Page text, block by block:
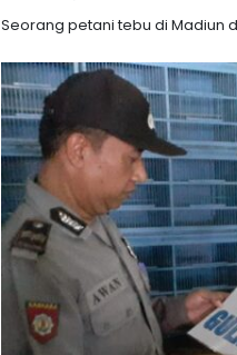
Seorang petani tebu di Madiun